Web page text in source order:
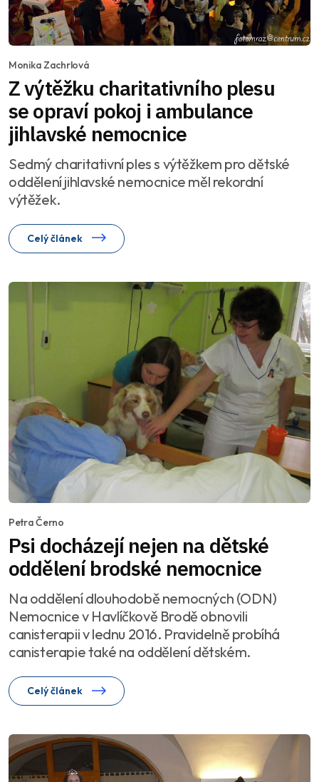
Monika Zachrlová
Z výtěžku charitativního plesu
se opraví pokoj i ambulance
jihlavské nemocnice
Sedmý charitativní ples s výtěžkem pro dětské
oddělení jihlavské nemocnice měl rekordní
výtěžek.
Celý článek
Petra Černo
Psi docházejí nejen na dětské
oddělení brodské nemocnice
Na oddělení dlouhodobě nemocných (ODN)
Nemocnice v Havlíčkově Brodě obnovili
canisterapii v lednu 2016. Pravidelně probíhá
canisterapie také na oddělení dětském.
Celý článek